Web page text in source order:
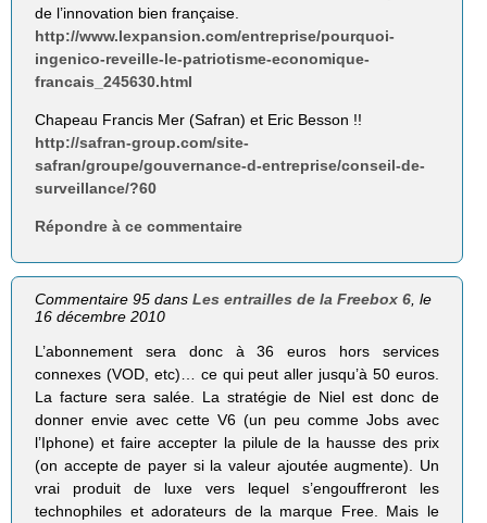
de l’innovation bien française.
http://www.lexpansion.com/entreprise/pourquoi-
ingenico-reveille-le-patriotisme-economique-
francais_245630.html
Chapeau Francis Mer (Safran) et Eric Besson !!
http://safran-group.com/site-
safran/groupe/gouvernance-d-entreprise/conseil-de-
surveillance/?60
Répondre à ce commentaire
Commentaire 95 dansLes entrailles de la Freebox 6 , le
16 décembre 2010
L’abonnement sera donc à 36 euros hors services
connexes (VOD, etc)… ce qui peut aller jusqu’à 50 euros.
La facture sera salée. La stratégie de Niel est donc de
donner envie avec cette V6 (un peu comme Jobs avec
l’Iphone) et faire accepter la pilule de la hausse des prix
(on accepte de payer si la valeur ajoutée augmente). Un
vrai produit de luxe vers lequel s’engouffreront les
technophiles et adorateurs de la marque Free. Mais le